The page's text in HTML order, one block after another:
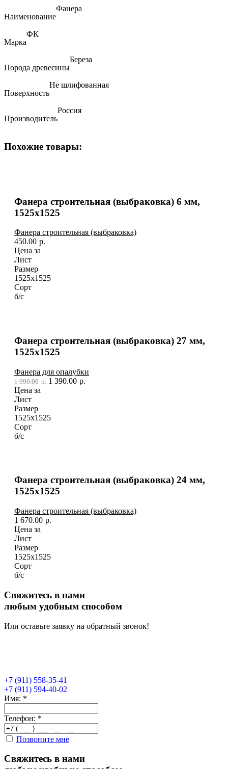
Наименование
Фанера
Марка
ФК
Порода древесины
Береза
Поверхность
Не шлифованная
Производитель
Россия
Похожие товары:
Фанера строительная (выбраковка) 6 мм,
1525х1525
Фанера строительная (выбраковка)
р.
450.00
Цена за
Лист
Размер
1525х1525
Сорт
б/с
Фанера строительная (выбраковка) 27 мм,
1525х1525
Фанера для опалубки
р.
1 990.00 р.
1 390.00
Цена за
Лист
Размер
1525х1525
Сорт
б/с
Фанера строительная (выбраковка) 24 мм,
1525х1525
Фанера строительная (выбраковка)
р.
1 670.00
Цена за
Лист
Размер
1525х1525
Сорт
б/с
Свяжитесь в нами
любым удобным способом
Или оставьте заявку на обратный звонок!
+7 (911) 558-35-41
+7 (911) 594-40-02
Имя: *
Телефон: *
Позвоните мне
Свяжитесь в нами